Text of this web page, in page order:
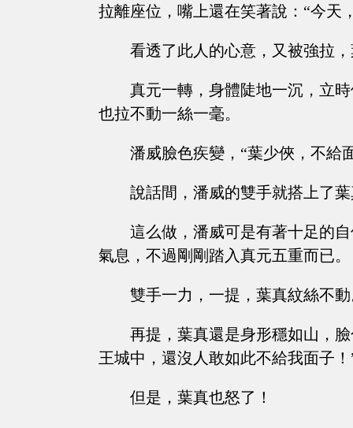
拉離座位，嘴上還在笑著說：“今天
看透了此人的心意，又被強拉
真元一轉，身體陡地一沉，立
也拉不動一絲一毫。
潘威臉色疾變，“葉少俠，不給
說話間，潘威的雙手就搭上了
這么做，潘威可是有著十足的
氣息，不過剛剛踏入真元五重而已。
雙手一力，一提，葉真紋絲不
再提，葉真還是身形穩如山，
王城中，還沒人敢如此不給我面子！
但是，葉真也怒了！